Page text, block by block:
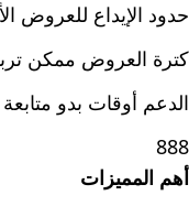
حدود الإيداع للعروض
كترة العروض ممكن
الدعم أوقات بدو
888
أهم المميزات